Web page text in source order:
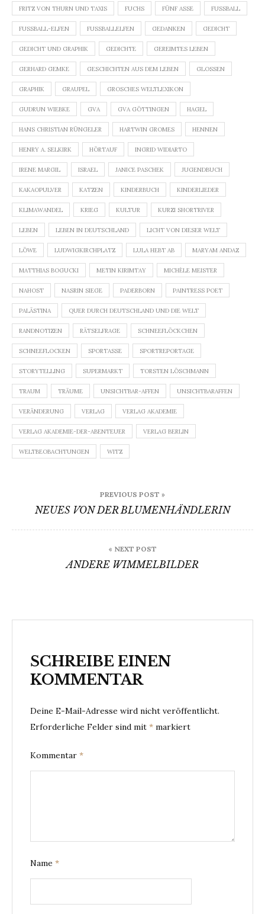
FRITZ VON THURN UND TAXIS FUCHS FÜNF ASSE FUSSBALL
FUSSBALL-ELFEN FUSSBALLELFEN GEDANKEN GEDICHT
GEDICHT UND GRAPHIK GEDICHTE GEREIMTES LEBEN
GERHARD GEMKE GESCHICHTEN AUS DEM LEBEN GLOSSEN
GRAPHIK GRAUPEL GROSCHES WELTLEXIKON
GUDRUN WIEBKE GVA GVA GÖTTINGEN HAGEL
HANS CHRISTIAN RÜNGELER HARTWIN GROMES HENNEN
HENRY A. SELKIRK HÖRTAUF INGRID WIDIARTO
IRENE MARGIL ISRAEL JANICE PASCHEK JUGENDBUCH
KAKAOPULVER KATZEN KINDERBUCH KINDERLIEDER
KLIMAWANDEL KRIEG KULTUR KURZI SHORTRIVER
LEBEN LEBEN IN DEUTSCHLAND LICHT VON DIESER WELT
LÖWE LUDWIGKIRCHPLATZ LULA HEBT AB MARYAM ANDAZ
MATTHIAS BOGUCKI METIN KIRIMTAY MICHÈLE MEISTER
NAHOST NASRIN SIEGE PADERBORN PAINTRESS POET
PALÄSTINA QUER DURCH DEUTSCHLAND UND DIE WELT
RANDNOTIZEN RÄTSELFRAGE SCHNEEFLÖCKCHEN
SCHNEEFLOCKEN SPORTASSE SPORTREPORTAGE
STORYTELLING SUPERMARKT TORSTEN LÖSCHMANN
TRAUM TRÄUME UNSICHTBAR-AFFEN UNSICHTBARAFFEN
VERÄNDERUNG VERLAG VERLAG AKADEMIE
VERLAG AKADEMIE-DER-ABENTEUER VERLAG BERLIN
WELTBEOBACHTUNGEN WITZ
PREVIOUS POST »
NEUES VON DER BLUMENHÄNDLERIN
« NEXT POST
ANDERE WIMMELBILDER
SCHREIBE EINEN
KOMMENTAR
Deine E-Mail-Adresse wird nicht veröffentlicht.
Erforderliche Felder sind mit * markiert
Kommentar *
Name *